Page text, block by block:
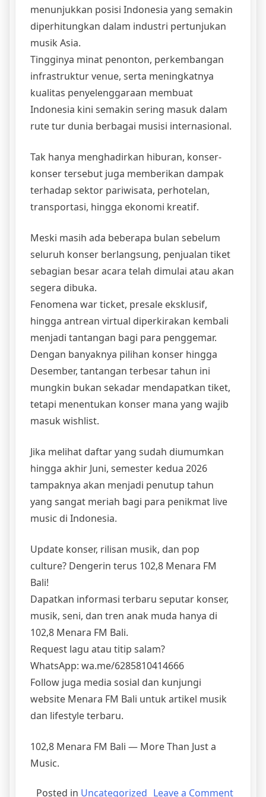
menunjukkan posisi Indonesia yang semakin
diperhitungkan dalam industri pertunjukan
musik Asia.
Tingginya minat penonton, perkembangan
infrastruktur venue, serta meningkatnya
kualitas penyelenggaraan membuat
Indonesia kini semakin sering masuk dalam
rute tur dunia berbagai musisi internasional.
Tak hanya menghadirkan hiburan, konser-
konser tersebut juga memberikan dampak
terhadap sektor pariwisata, perhotelan,
transportasi, hingga ekonomi kreatif.
Meski masih ada beberapa bulan sebelum
seluruh konser berlangsung, penjualan tiket
sebagian besar acara telah dimulai atau akan
segera dibuka.
Fenomena war ticket, presale eksklusif,
hingga antrean virtual diperkirakan kembali
menjadi tantangan bagi para penggemar.
Dengan banyaknya pilihan konser hingga
Desember, tantangan terbesar tahun ini
mungkin bukan sekadar mendapatkan tiket,
tetapi menentukan konser mana yang wajib
masuk wishlist.
Jika melihat daftar yang sudah diumumkan
hingga akhir Juni, semester kedua 2026
tampaknya akan menjadi penutup tahun
yang sangat meriah bagi para penikmat live
music di Indonesia.
Update konser, rilisan musik, dan pop
culture? Dengerin terus 102,8 Menara FM
Bali!
Dapatkan informasi terbaru seputar konser,
musik, seni, dan tren anak muda hanya di
102,8 Menara FM Bali.
Request lagu atau titip salam?
WhatsApp: wa.me/6285810414666
Follow juga media sosial dan kunjungi
website Menara FM Bali untuk artikel musik
dan lifestyle terbaru.
102,8 Menara FM Bali — More Than Just a
Music.
Posted in Uncategorized Leave a Comment